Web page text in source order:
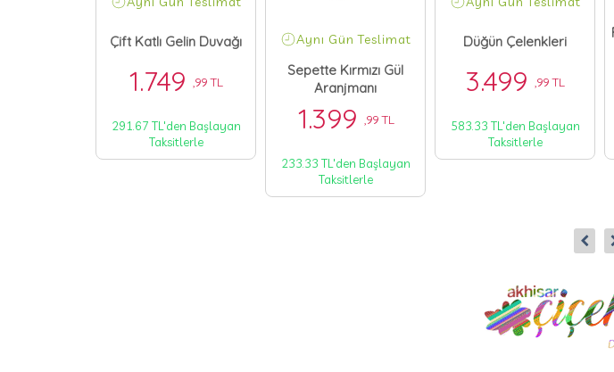
Çift Katlı Gelin Duvağı
1.749 ,99 TL
291.67 TL'den Başlayan
Taksitlerle
Aynı Gün Teslimat
Sepette Kırmızı Gül
Aranjmanı
1.399 ,99 TL
233.33 TL'den Başlayan
Taksitlerle
Düğün Çelenkleri
3.499 ,99 TL
583.33 TL'den Başlayan
Taksitlerle